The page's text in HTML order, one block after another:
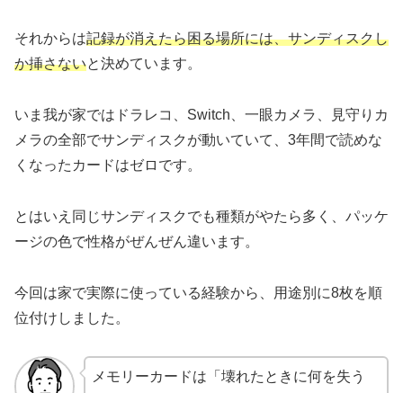
それからは記録が消えたら困る場所には、サンディスクし
か挿さないと決めています。
いま我が家ではドラレコ、Switch、一眼カメラ、見守りカ
メラの全部でサンディスクが動いていて、3年間で読めな
くなったカードはゼロです。
とはいえ同じサンディスクでも種類がやたら多く、パッケ
ージの色で性格がぜんぜん違います。
今回は家で実際に使っている経験から、用途別に8枚を順
位付けしました。
メモリーカードは「壊れたときに何を失う